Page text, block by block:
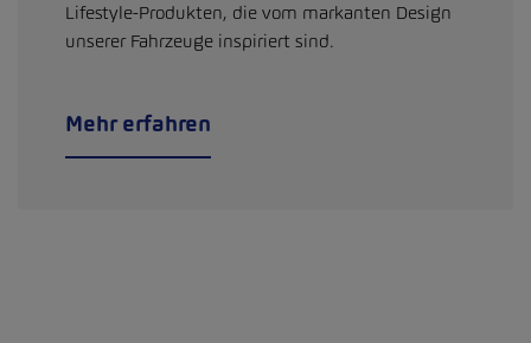
Lifestyle-Produkten, die vom markanten Design
unserer Fahrzeuge inspiriert sind.
Mehr erfahren